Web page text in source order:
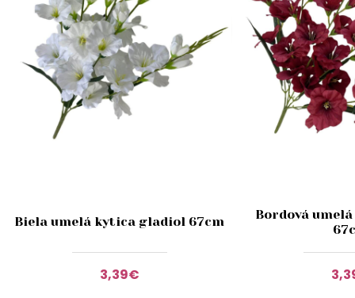
Biela umelá kytica gladiol 67cm
3,39€
Bordová